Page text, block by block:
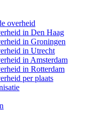
overheid
in Den Haag
in Groningen
in Utrecht
in Amsterdam
in Rotterdam
per plaats